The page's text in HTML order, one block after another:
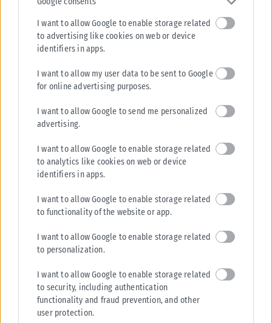
I want to allow Google to enable storage related
to advertising like cookies on web or device
identifiers in apps.
I want to allow my user data to be sent to Google
for online advertising purposes.
I want to allow Google to send me personalized
advertising.
I want to allow Google to enable storage related
to analytics like cookies on web or device
identifiers in apps.
I want to allow Google to enable storage related
to functionality of the website or app.
I want to allow Google to enable storage related
to personalization.
I want to allow Google to enable storage related
to security, including authentication
functionality and fraud prevention, and other
user protection.